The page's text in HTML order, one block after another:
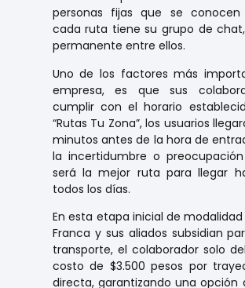
personas fijas que se
cada ruta tiene su grupo de
permanente entre ellos.
Uno de los factores más
empresa, es que sus
cumplir con el horario
“Rutas Tu Zona”, los usuarios
minutos antes de la hora de
la incertidumbre o
será la mejor ruta para llegar
todos los días.
En esta etapa inicial de modalidad
Franca y sus aliados subsidian
transporte, el colaborador solo
costo de $3.500 pesos por
directa, garantizando una opción